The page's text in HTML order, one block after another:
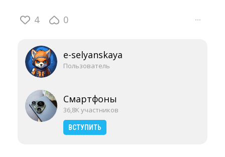
4 0 ···
e-selyanskaya
Пользователь
Смартфоны
36,8K участников
ВСТУПИТЬ